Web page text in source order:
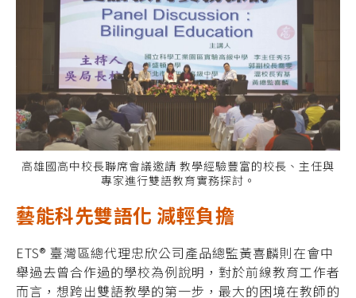
高雄國高中校長聯席會議邀請 教學經驗豐富的校長、主任與
專家進行雙語教育實務探討。
藝能科先雙語化 減輕負擔
ETS® 臺灣區總代理忠欣公司產品總監黃喜麟則在會中
舉過去曾合作過的學校為例說明，對於前線教育工作者
而言，想跨出雙語教學的第一步，最大的困境在教師的